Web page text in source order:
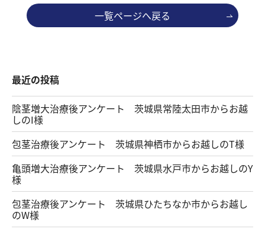
一覧ページへ戻る
最近の投稿
陰茎増大治療後アンケート 茨城県常陸太田市からお越
しのI様
包茎治療後アンケート 茨城県神栖市からお越しのT様
亀頭増大治療後アンケート 茨城県水戸市からお越しのY
様
包茎治療後アンケート 茨城県ひたちなか市からお越し
のW様